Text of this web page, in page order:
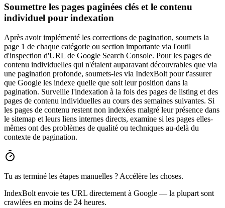
Soumettre les pages paginées clés et le contenu
individuel pour indexation
Après avoir implémenté les corrections de pagination, soumets la
page 1 de chaque catégorie ou section importante via l'outil
d'inspection d'URL de Google Search Console. Pour les pages de
contenu individuelles qui n'étaient auparavant découvrables que via
une pagination profonde, soumets-les via IndexBolt pour t'assurer
que Google les indexe quelle que soit leur position dans la
pagination. Surveille l'indexation à la fois des pages de listing et des
pages de contenu individuelles au cours des semaines suivantes. Si
les pages de contenu restent non indexées malgré leur présence dans
le sitemap et leurs liens internes directs, examine si les pages elles-
mêmes ont des problèmes de qualité ou techniques au-delà du
contexte de pagination.
Tu as terminé les étapes manuelles ? Accélère les choses.
IndexBolt envoie tes URL directement à Google — la plupart sont
crawlées en moins de 24 heures.